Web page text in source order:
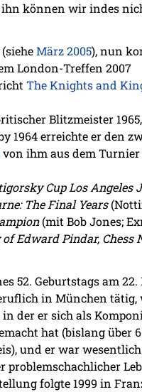
ihn können wir indes
März 2005), nun
London-Treffen 2007
The Knights and
Blitzmeister
1964 erreichte er den
von ihm aus dem
Cup Los Angeles
The Final Years
(mit Bob Jones;
Edward Pindar, Chess
52. Geburtstags am
in München tätig,
der er sich als
hat (bislang über
und er war
problemschachlicher
folgte 1999 in